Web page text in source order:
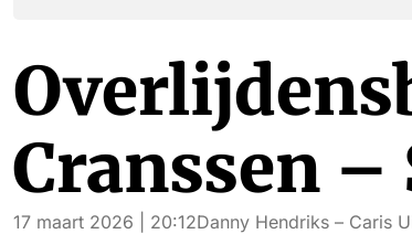
Cranssen –
17 maart 2026 | 20:12Danny Hendriks – Caris